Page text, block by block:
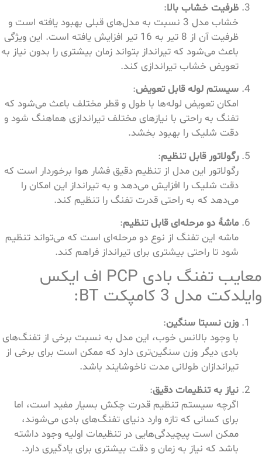
ظرفیت خشاب بالا:
خشاب مدل 3 نسبت به مدل‌های قبلی بهبود یافته است و
ظرفیت آن از 8 تیر به 16 تیر افزایش یافته است. این ویژگی
باعث می‌شود که تیرانداز بتواند زمان بیشتری را بدون نیاز به
تعویض خشاب تیراندازی کند.
سیستم لوله قابل تعویض:
امکان تعویض لوله‌ها با طول و قطر مختلف باعث می‌شود که
تفنگ به راحتی با نیازهای مختلف تیراندازی هماهنگ شود و
دقت شلیک را بهبود بخشد.
رگولاتور قابل تنظیم:
رگولاتور این مدل از تنظیم دقیق فشار هوا برخوردار است که
دقت شلیک را افزایش می‌دهد و به تیرانداز این امکان را
می‌دهد که به راحتی قدرت تفنگ را تنظیم کند.
ماشۀ دو مرحله‌ای قابل تنظیم:
ماشه این تفنگ از نوع دو مرحله‌ای است که می‌تواند تنظیم
شود تا راحتی بیشتری برای تیرانداز فراهم کند.
معایب تفنگ بادی PCP اف ایکس
وایلدکت مدل 3 کامپکت BT:
وزن نسبتا سنگین:
با وجود بالانس خوب، این مدل به نسبت برخی از تفنگ‌های
بادی دیگر وزن سنگین‌تری دارد که ممکن است برای برخی از
تیراندازان طولانی مدت ناخوشایند باشد.
نیاز به تنظیمات دقیق:
اگرچه سیستم تنظیم قدرت چکش بسیار مفید است، اما
برای کسانی که تازه وارد دنیای تفنگ‌های بادی می‌شوند،
ممکن است پیچیدگی‌هایی در تنظیمات اولیه وجود داشته
باشد که نیاز به زمان و دقت بیشتری برای یادگیری دارد.